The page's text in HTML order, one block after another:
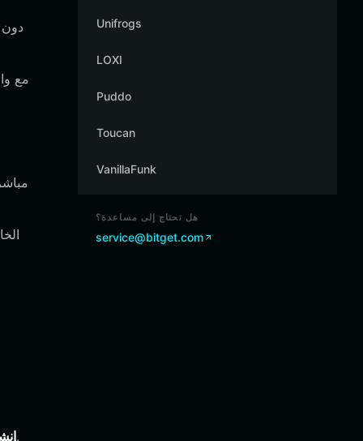
افتح التطبيق واختر "إنشاء محفظة". تأكد من نسخ عبارة الاسترداد الخاصة بك في مكان آمن وغير متصل بالإنترنت.
Unifrogs
LOXI
Puddo
Toucan
VanillaFunk
هل تحتاج إلى مساعدة؟
service@bitget.com